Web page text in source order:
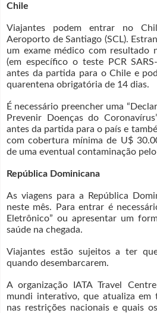
Chile
Viajantes podem entrar no
Aeroporto de Santiago (SCL).
um exame médico com resultado
(em específico o teste PCR
antes da partida para o Chile e
quarentena obrigatória de 14 dias.
É necessário preencher uma
Prevenir Doenças do
antes da partida para o país e
com cobertura mínima de U$
de uma eventual contaminação
República Dominicana
As viagens para a República
neste mês. Para entrar é
Eletrônico” ou apresentar um
saúde na chegada.
Viajantes estão sujeitos a ter
quando desembarcarem.
A organização IATA Travel
mundi interativo, que atualiza em
nas restrições nacionais e quais